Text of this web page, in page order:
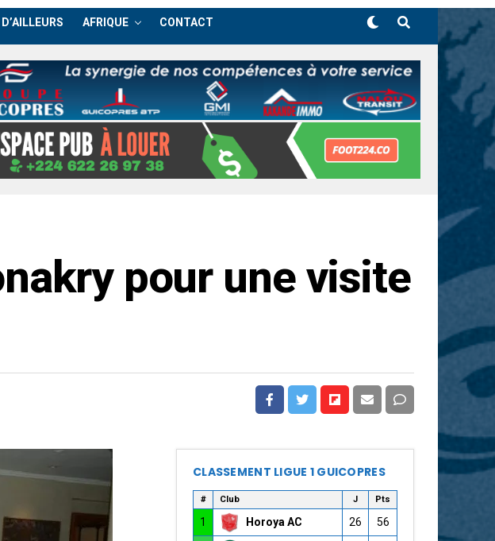
AFRIQUE CONTACT
pour une visite
CLASSEMENT LIGUE 1 GUICOPRES
# Club J Pts
1 Horoya AC 26 56